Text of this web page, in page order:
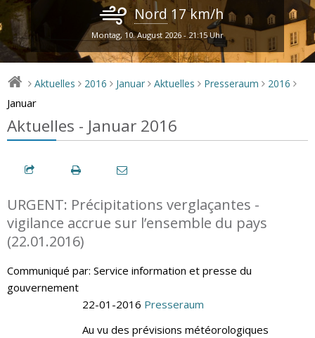
Nord 17km/h
Montag, 10. August 2026 - 21:15 Uhr
> Aktuelles > 2016 > Januar > Aktuelles > Presseraum > 2016 >
Januar
Aktuelles - Januar 2016
URGENT: Précipitations verglaçantes -
vigilance accrue sur l’ensemble du pays
(22.01.2016)
Communiqué par: Service information et presse du
gouvernement
22-01-2016 Presseraum
Au vu des prévisions météorologiques